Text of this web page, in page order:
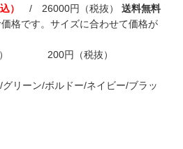
）
/ 26000円（税抜） 送料無料
価格です。サイズに合わせて価格が
） 200円（税抜）
リーン/ボルドー/ネイビー/ブラッ